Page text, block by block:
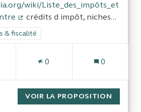
wiki/Liste_des_impôts_et
crédits d impôt, niches...
de la catégorie : Finances publiques &
& fiscalité
0 0
VOIR LA PROPOSITION